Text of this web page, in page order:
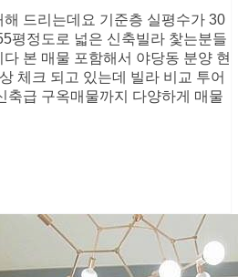
드리는데요 기준층 실평수가 30
평정도로 넓은 신축빌라 찿는분들
본 매물 포함해서 야당동 분양 현
체크 되고 있는데 빌라 비교 투어
축급 구옥매물까지 다양하게 매물